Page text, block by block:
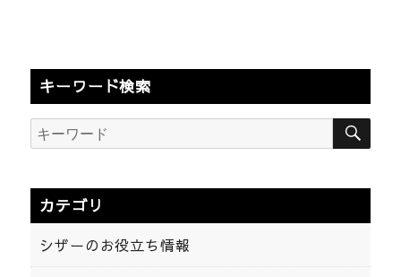
キーワード検索
検
索:
検
カテゴリ
シザーのお役立ち情報